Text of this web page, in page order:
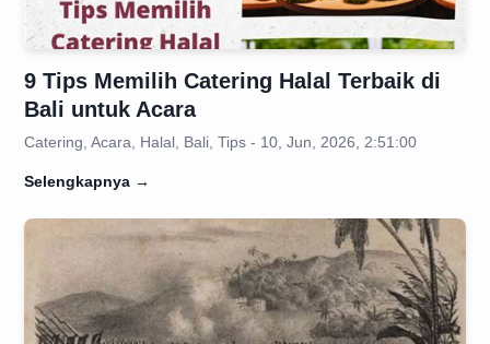
9 Tips Memilih Catering Halal Terbaik di
Bali untuk Acara
Catering, Acara, Halal, Bali, Tips - 10, Jun, 2026, 2:51:00
Selengkapnya →